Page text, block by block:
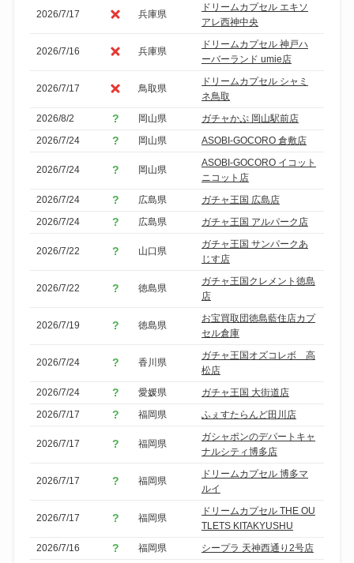
2026/7/17 兵庫県
ドリームカプセル エキソ
アレ西神中央
2026/7/16 兵庫県
ドリームカプセル 神戸ハ
ーバーランド umie店
2026/7/17 鳥取県
ドリームカプセル シャミ
ネ鳥取
2026/8/2
岡山県
ガチャかぷ 岡山駅前店
2026/7/24
岡山県 ASOBI-GOCORO 倉敷店
2026/7/24 岡山県
ASOBI-GOCORO イコット
ニコット店
2026/7/24
広島県
ガチャ王国 広島店
2026/7/24
広島県 ガチャ王国 アルパーク店
2026/7/22 山口県
ガチャ王国 サンパークあ
じす店
2026/7/22 徳島県
ガチャ王国クレメント徳島
店
2026/7/19 徳島県
お宝買取団徳島藍住店カプ
セル倉庫
2026/7/24 香川県
ガチャ王国オズコレボ 高
松店
2026/7/24
愛媛県
ガチャ王国 大街道店
2026/7/17
福岡県 ふぇすたらんど田川店
2026/7/17 福岡県
ガシャポンのデパートキャ
ナルシティ博多店
2026/7/17 福岡県
ドリームカプセル 博多マ
ルイ
2026/7/17 福岡県
ドリームカプセル THE OU
TLETS KITAKYUSHU
2026/7/16
福岡県 シープラ 天神西通り2号店